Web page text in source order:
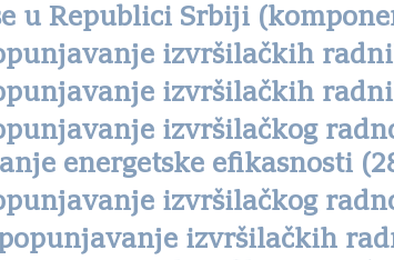
u Republici Srbiji
izvršilačkih
izvršilačkih
izvršilačkog
energetske efikasnosti
izvršilačkog
izvršilačkih